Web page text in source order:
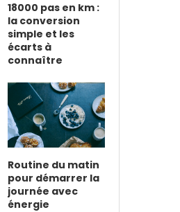
18000 pas en km :
la conversion
simple et les
écarts à
connaître
Routine du matin
pour démarrer la
journée avec
énergie